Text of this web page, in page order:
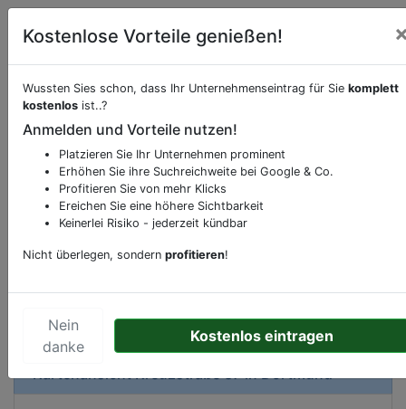
Beschreibung & Services von
Sie möchten eine Beschreibung, Dienstleistung
oder andere relevante Informationen hinzufügen?
Klicken Sie bittehierum uns zu kontaktieren.
Gerne erweitern wir Ihren Firmeneintrag um
Ihr Unternehmen anbietet und womit Sie sich von
KartenansichtKreuzstraße 37inDortmund
Kostenlose Vorteile genießen!
Wussten Sies schon, dass Ihr Unternehmenseintrag für Sie komplett
kostenlos ist..?
Anmelden und Vorteile nutzen!
Platzieren Sie Ihr Unternehmen prominent
Erhöhen Sie ihre Suchreichweite bei Google & Co.
Profitieren Sie von mehr Klicks
Ereichen Sie eine höhere Sichtbarkeit
Keinerlei Risiko - jederzeit kündbar
Nicht überlegen, sondern profitieren!
Nein
danke
Kostenlos eintragen